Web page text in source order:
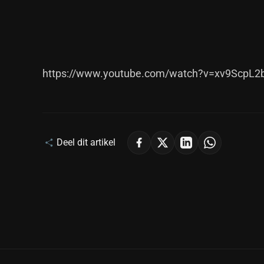
https://www.youtube.com/
Deel dit artikel